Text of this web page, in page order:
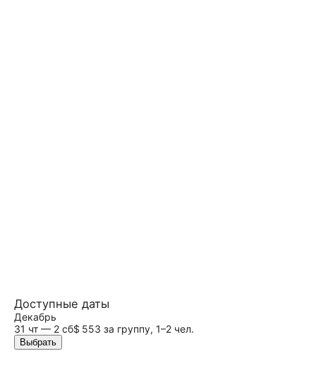
Доступные даты
Декабрь
31 чт — 2 сб$ 553 за группу, 1–2 чел.
Выбрать